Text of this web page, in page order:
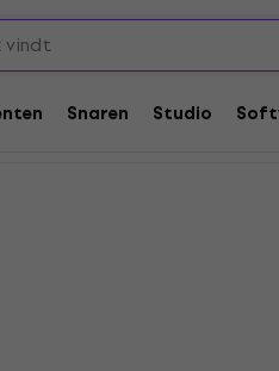
Snaren Studio